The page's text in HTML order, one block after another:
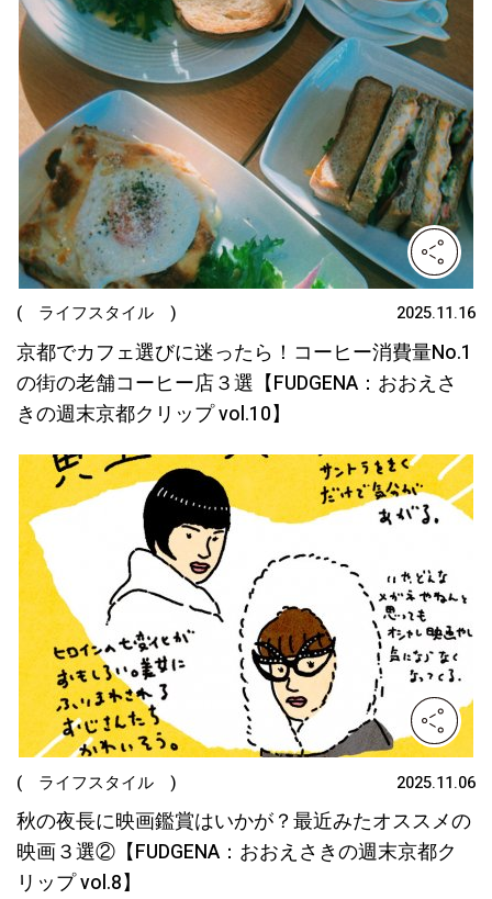
( ライフスタイル ) 2025.11.16
京都でカフェ選びに迷ったら！コーヒー消費量No.1
の街の老舗コーヒー店３選【FUDGENA：おおえさ
きの週末京都クリップ vol.10】
( ライフスタイル ) 2025.11.06
秋の夜長に映画鑑賞はいかが？最近みたオススメの
映画３選②【FUDGENA：おおえさきの週末京都ク
リップ vol.8】